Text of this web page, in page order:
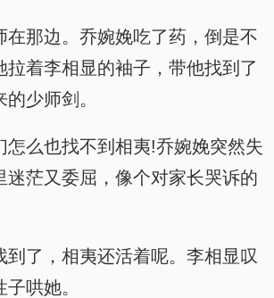
在那边。乔婉娩吃了药，倒是不
拉着李相显的袖子，带他找到了
少师剑。
怎么也找不到相夷!乔婉娩突然失
迷茫又委屈，像个对家长哭诉的
到了，相夷还活着呢。李相显叹
哄她。